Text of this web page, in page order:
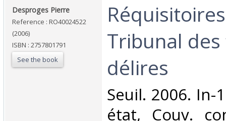
‎Desproges Pierre‎
Reference : RO40024522
(2006)
ISBN : 2757801791
See the book
Tribunal
délires‎
‎Seuil. 2006. In-
état, Couv.